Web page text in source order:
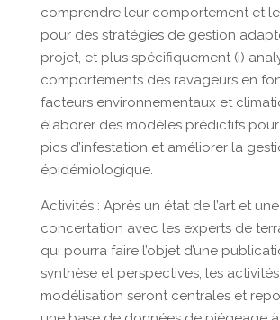
comprendre leur comportement et
pour des stratégies de gestion
projet, et plus spécifiquement (i)
comportements des ravageurs en
facteurs environnementaux et
élaborer des modèles prédictifs
pics d’infestation et améliorer la
épidémiologique.
Activités : Après un état de l’art et une
concertation avec les experts de
qui pourra faire l’objet d’une
synthèse et perspectives, les
modélisation seront centrales et